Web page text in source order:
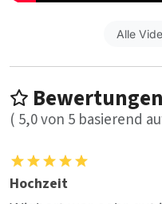
Alle
Bewertungen
( 5,0von 5 basierend
Hochzeit